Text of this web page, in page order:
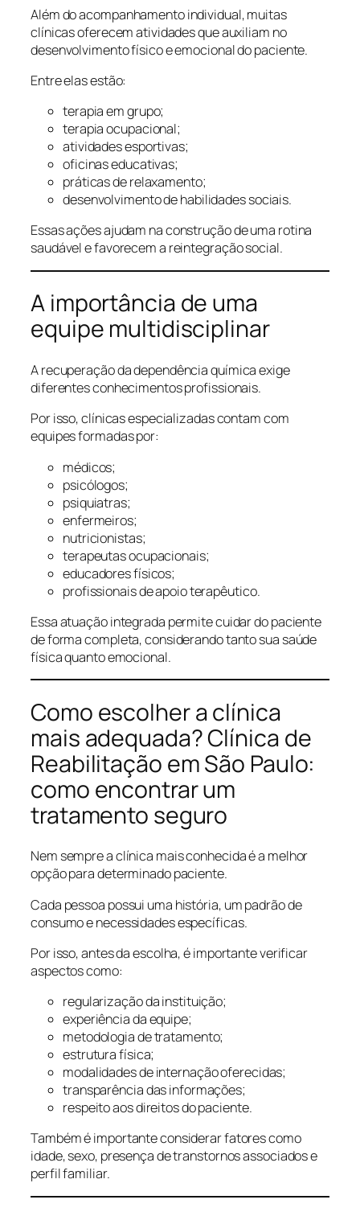
Além do acompanhamento individual, muitas
clínicas oferecem atividades que auxiliam no
desenvolvimento físico e emocional do paciente.
Entre elas estão:
terapia em grupo;
terapia ocupacional;
atividades esportivas;
oficinas educativas;
práticas de relaxamento;
desenvolvimento de habilidades sociais.
Essas ações ajudam na construção de uma rotina
saudável e favorecem a reintegração social.
A importância de uma
equipe multidisciplinar
A recuperação da dependência química exige
diferentes conhecimentos profissionais.
Por isso, clínicas especializadas contam com
equipes formadas por:
médicos;
psicólogos;
psiquiatras;
enfermeiros;
nutricionistas;
terapeutas ocupacionais;
educadores físicos;
profissionais de apoio terapêutico.
Essa atuação integrada permite cuidar do paciente
de forma completa, considerando tanto sua saúde
física quanto emocional.
Como escolher a clínica
mais adequada? Clínica de
Reabilitação em São Paulo:
como encontrar um
tratamento seguro
Nem sempre a clínica mais conhecida é a melhor
opção para determinado paciente.
Cada pessoa possui uma história, um padrão de
consumo e necessidades específicas.
Por isso, antes da escolha, é importante verificar
aspectos como:
regularização da instituição;
experiência da equipe;
metodologia de tratamento;
estrutura física;
modalidades de internação oferecidas;
transparência das informações;
respeito aos direitos do paciente.
Também é importante considerar fatores como
idade, sexo, presença de transtornos associados e
perfil familiar.